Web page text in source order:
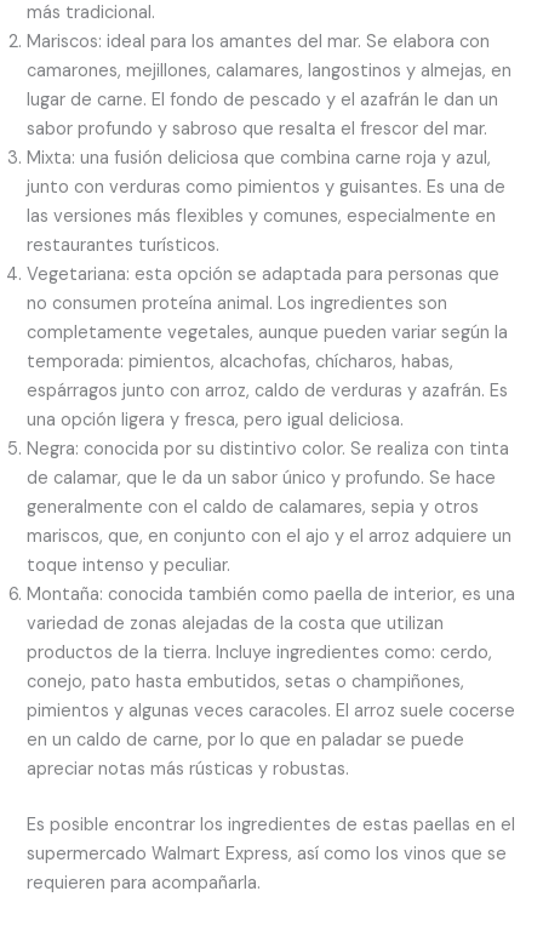
más tradicional.
Mariscos: ideal para los amantes del mar. Se elabora con
camarones, mejillones, calamares, langostinos y almejas, en
lugar de carne. El fondo de pescado y el azafrán le dan un
sabor profundo y sabroso que resalta el frescor del mar.
Mixta: una fusión deliciosa que combina carne roja y azul,
junto con verduras como pimientos y guisantes. Es una de
las versiones más flexibles y comunes, especialmente en
restaurantes turísticos.
Vegetariana: esta opción se adaptada para personas que
no consumen proteína animal. Los ingredientes son
completamente vegetales, aunque pueden variar según la
temporada: pimientos, alcachofas, chícharos, habas,
espárragos junto con arroz, caldo de verduras y azafrán. Es
una opción ligera y fresca, pero igual deliciosa.
Negra: conocida por su distintivo color. Se realiza con tinta
de calamar, que le da un sabor único y profundo. Se hace
generalmente con el caldo de calamares, sepia y otros
mariscos, que, en conjunto con el ajo y el arroz adquiere un
toque intenso y peculiar.
Montaña: conocida también como paella de interior, es una
variedad de zonas alejadas de la costa que utilizan
productos de la tierra. Incluye ingredientes como: cerdo,
conejo, pato hasta embutidos, setas o champiñones,
pimientos y algunas veces caracoles. El arroz suele cocerse
en un caldo de carne, por lo que en paladar se puede
apreciar notas más rústicas y robustas.
Es posible encontrar los ingredientes de estas paellas en el
supermercado Walmart Express, así como los vinos que se
requieren para acompañarla.